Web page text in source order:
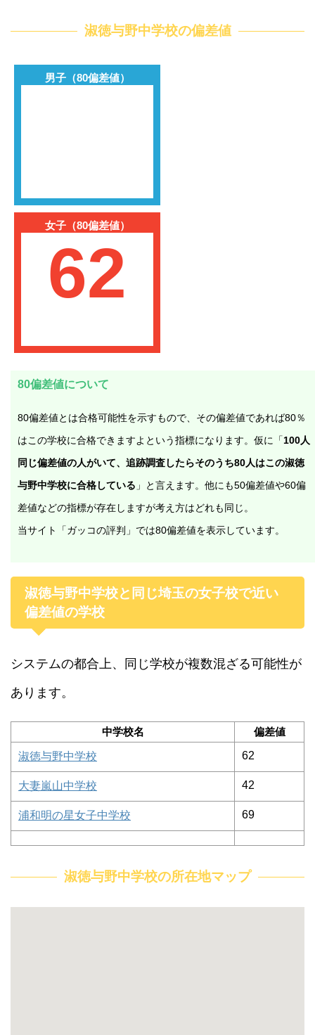
淑徳与野中学校の偏差値
男子（80偏差値）
女子（80偏差値）
62
80偏差値について
80偏差値とは合格可能性を示すもので、その偏差値であれば80％
はこの学校に合格できますよという指標になります。仮に「100人
同じ偏差値の人がいて、追跡調査したらそのうち80人はこの淑徳
与野中学校に合格している 」と言えます。他にも50偏差値や60偏
差値などの指標が存在しますが考え方はどれも同じ。
当サイト「ガッコの評判」では80偏差値を表示しています。
淑徳与野中学校と同じ埼玉の女子校で近い
偏差値の学校
システムの都合上、同じ学校が複数混ざる可能性が
あります。
中学校名 偏差値
淑徳与野中学校 62
大妻嵐山中学校 42
浦和明の星女子中学校 69
淑徳与野中学校の所在地マップ